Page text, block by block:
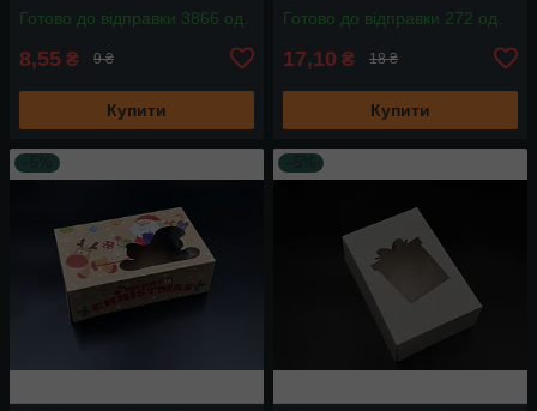
Готово до відправки 3866 од.
8,55 ₴ 9 ₴
Купити
Готово до відправки 272 од.
17,10 ₴ 18 ₴
Купити